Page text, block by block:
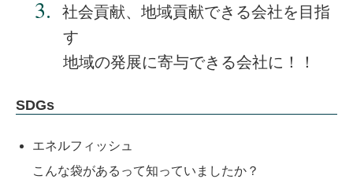
社会貢献、地域貢献できる会社を目指
す
地域の発展に寄与できる会社に！！
SDGs
エネルフィッシュ
こんな袋があるって知っていましたか？